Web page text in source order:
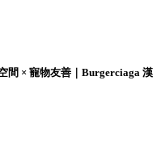
間 × 寵物友善｜Burgerciaga 漢